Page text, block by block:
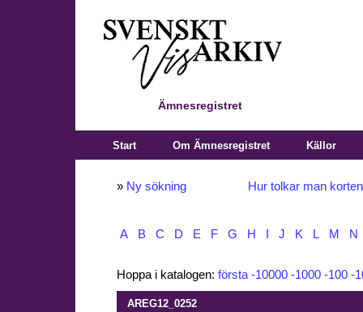
Ämnesregistret
Start Om Ämnesregistret Källor
» Ny sökning Hur tolkar man
A B C D E F G H J K L M N
Hoppa i katalogen: första -10000 -1000 -100 -
AREG12_0252